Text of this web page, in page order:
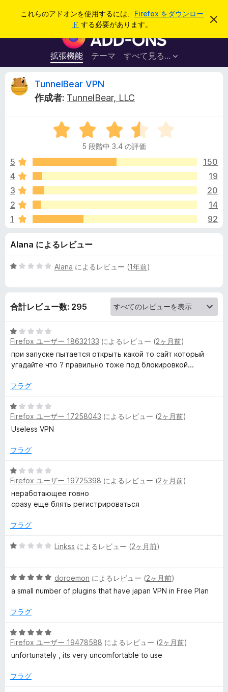
これらのアドオンを使用するには、 Firefox をダウンロー
ド する必要があります。
こ
を
F
i
r
e
x
ラ
ウ
ザ
ー
ド
オ
ン
拡張機能 テーマ すべて見る...
ログイン
T
n
e
l
B
e
r
V
P
の
レ
ュ
ー
TunnelBear VPN
作成者: TunnelBear, LLC
5
段
中
.
の
価
5 段階中 3.4 の評価
5
150
4
19
3
20
2
14
1
92
Alana によるレビュー
5
1
評
価
Alana によるレビュー (1年前)
合計レビュー数: 295
5
段
階
中
の
価
Firefox ユーザー 18632133 によるレビュー (2ヶ月前)
при запуске пытается открыть какой то сайт который
угадайте что ? правильно тоже под блокировкой...
フラグ
5
段
階
1
評
価
Firefox ユーザー 17258043 によるレビュー (2ヶ月前)
Useless VPN
フラグ
5
段
階
中
の
価
Firefox ユーザー 19725398 によるレビュー (2ヶ月前)
неработающее говно
сразу еще блять регистрироваться
フラグ
5
中
1
評
Linkss によるレビュー (2ヶ月前)
5
段
中
の
評
価
doroemon によるレビュー (2ヶ月前)
a small number of plugins that have japan VPN in Free Plan
フラグ
5
段
階
5
Firefox ユーザー 19478588 によるレビュー (2ヶ月前)
unfortunately , its very uncomfortable to use
フラグ